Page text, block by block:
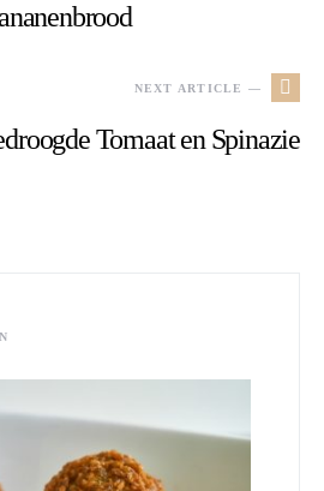
NEXT ARTICLE —
Tomaat en Spinazie